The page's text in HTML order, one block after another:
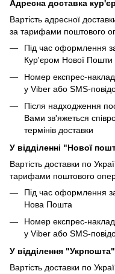
Адресна доставка
Вартість адресної
за тарифами поштового
Під час оформлення
Кур'єром Нової Пошти
Номер експрес-
у Viber або SMS-
Після надходження
Вами зв'яжеться
термінів доставки
У відділенні "Нової
Вартість доставки по
тарифами поштового
Під час оформлення
Нова Пошта
Номер експрес-
у Viber або SMS-
У відділення
Вартість доставки по